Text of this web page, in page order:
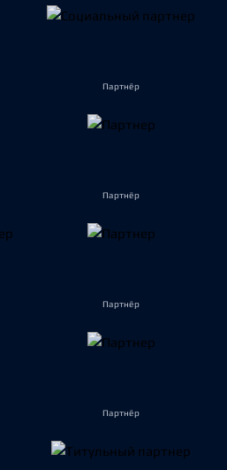
Партнёр
Партнёр
Партнёр
Партнёр